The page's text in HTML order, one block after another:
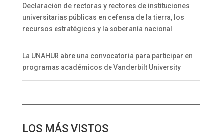
Declaración de rectoras y rectores de instituciones
universitarias públicas en defensa de la tierra, los
recursos estratégicos y la soberanía nacional
La UNAHUR abre una convocatoria para participar en
programas académicos de Vanderbilt University
LOS MÁS VISTOS